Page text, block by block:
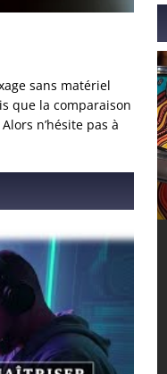
sans matériel
que la comparaison
n’hésite pas à